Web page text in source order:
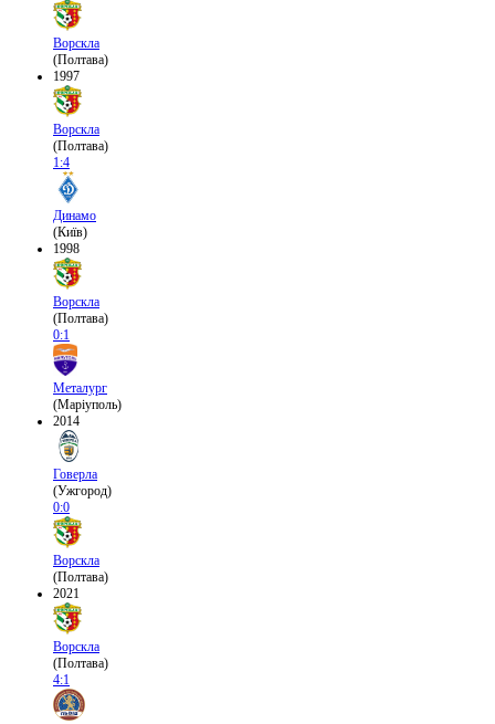
Ворскла
(Полтава)
1997
Ворскла
(Полтава)
1:4
Динамо
(Київ)
1998
Ворскла
(Полтава)
0:1
Металург
(Маріуполь)
2014
Говерла
(Ужгород)
0:0
Ворскла
(Полтава)
2021
Ворскла
(Полтава)
4:1